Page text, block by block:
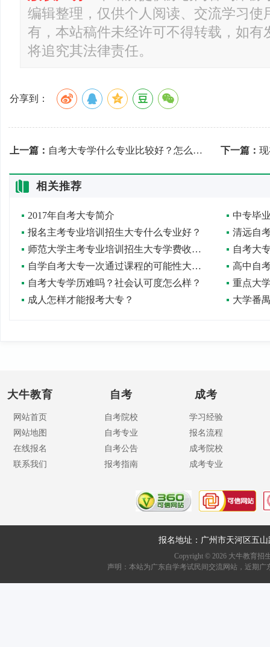
编辑整理，仅供个人阅读、交流学习使
有，本站稿件未经许可不得转载，如有
将追究其法律责任。
分享到：
上一篇： 自考大专学什么专业比较好？怎么选择专业？ 下一篇： 现
相关推荐
2017年自考大专简介
中专毕
报名主考专业培训招生大专什么专业好？
清远自
师范大学主考专业培训招生大专学费收费标准
自考大
自学自考大专一次通过课程的可能性大吗？
高中自
自考大专学历难吗？社会认可度怎么样？
重点大
成人怎样才能报考大专？
大学番
大牛教育
网站首页
网站地图
在线报名
联系我们
自考
自考院校
自考专业
自考公告
报考指南
成考
学习经验
报名流程
成考院校
成考专业
报名地址：广州市天河区五
Copyright © 2026大牛教育招
声明：本站为广东自学考试民间交流网站，近期